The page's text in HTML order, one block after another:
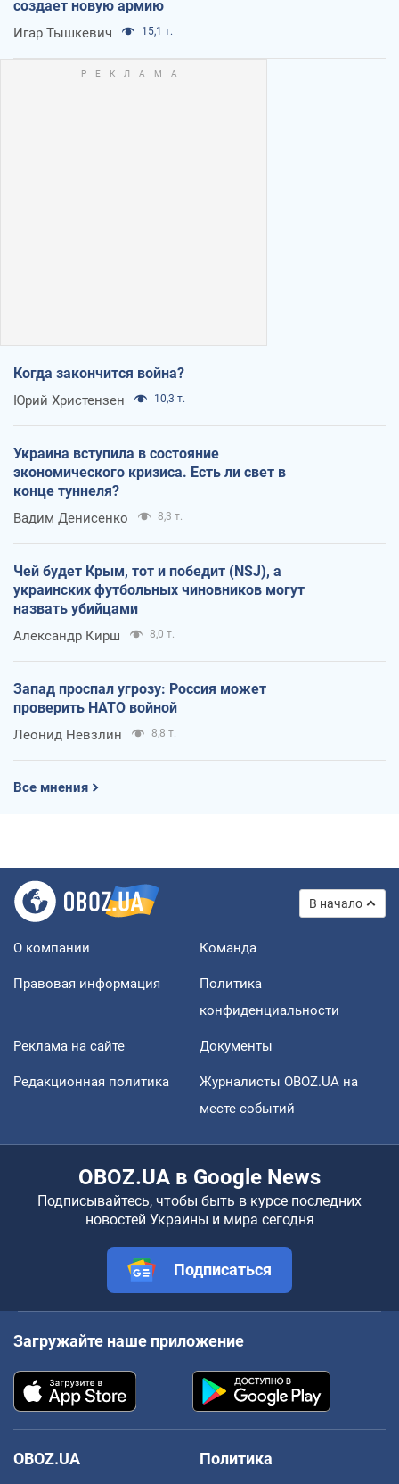
создает новую армию
Игар Тышкевич 15,1 т.
Когда закончится война?
Юрий Христензен 10,3 т.
Украина вступила в состояние
экономического кризиса. Есть ли свет в
конце туннеля?
Вадим Денисенко 8,3 т.
Чей будет Крым, тот и победит (NSJ), а
украинских футбольных чиновников могут
назвать убийцами
Александр Кирш 8,0 т.
Запад проспал угрозу: Россия может
проверить НАТО войной
Леонид Невзлин 8,8 т.
Все мнения
В начало
О компании Команда
Правовая информация
Политика
конфиденциальности
Реклама на сайте Документы
Редакционная политика
Журналисты OBOZ.UA на
месте событий
OBOZ.UA в Google News
Подписывайтесь, чтобы быть в курсе последних
новостей Украины и мира сегодня
Подписаться
Загружайте наше приложение
OBOZ.UA
Политика